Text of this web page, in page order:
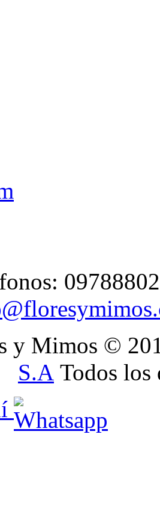
y Mimos ©
S.A Todos los